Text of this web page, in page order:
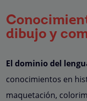
dibujo y
El dominio del
conocimientos en
maquetación,